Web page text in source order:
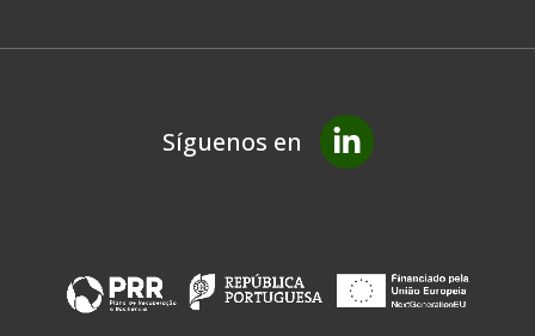
Síguenos en